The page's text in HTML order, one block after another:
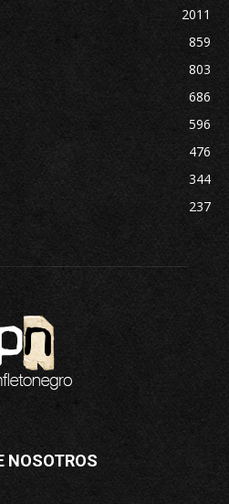
2011
859
803
686
596
476
344
237
NOSOTROS